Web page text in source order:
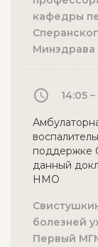
кафедры
Минздрава
14:05
поддержке
данный
НМО
болезней
Первый